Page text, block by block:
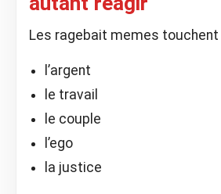
Les ragebait memes
l’argent
le travail
le couple
l’ego
la justice